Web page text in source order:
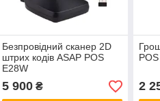
Безпровідний сканер 2D
штрих кодів ASAP POS
E28W
5 900₴ 2